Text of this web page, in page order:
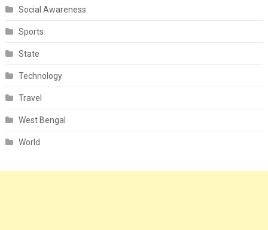
Social Awareness
Sports
State
Technology
Travel
West Bengal
World